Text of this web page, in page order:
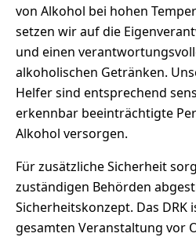
von Alkohol bei hohen
setzen wir auf die
und einen
alkoholischen Getränken.
Helfer sind entsprechend
erkennbar beeinträchtigte
Alkohol versorgen.
Für zusätzliche Sicherheit
zuständigen Behörden
Sicherheitskonzept. Das DRK
gesamten Veranstaltung vor